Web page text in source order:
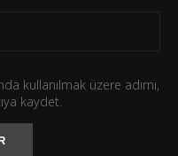
kullanılmak üzere adımı,
kaydet.